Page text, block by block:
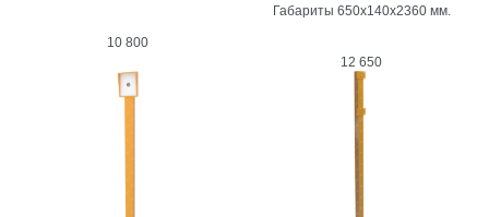
10 800
Габариты 650х140х2360 мм.
12 650